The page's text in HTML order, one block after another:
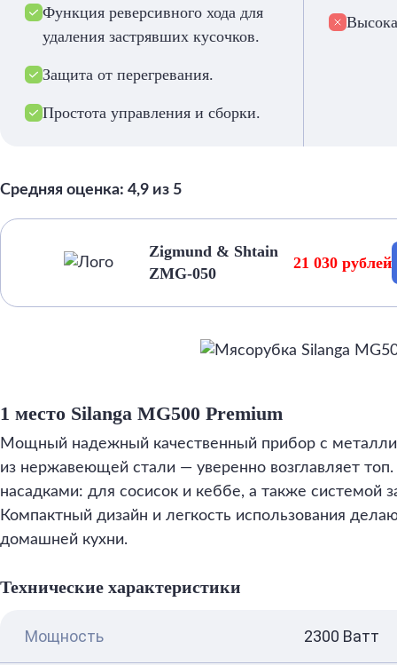
Функция реверсивного хода для
удаления застрявших кусочков.
Защита от перегревания.
Простота управления и сборки.
Средняя оценка: 4,9 из 5
Zigmund & Shtain
ZMG-050
21 030 рублей
1 место Silanga MG500 Premium
Мощный надежный качественный прибор с
из нержавеющей стали — уверенно возглавляет
насадками: для сосисок и кеббе, а также системой
Компактный дизайн и легкость использования
домашней кухни.
Технические характеристики
Мощность 2300 Ватт